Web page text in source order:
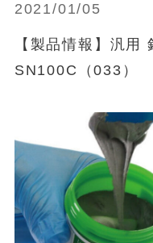
2021/01/05
【製品情報】汎用
SN100C（033）